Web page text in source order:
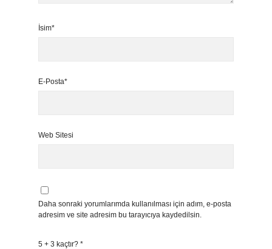
İsim*
E-Posta*
Web Sitesi
Daha sonraki yorumlarımda kullanılması için adım, e-posta
adresim ve site adresim bu tarayıcıya kaydedilsin.
5 + 3 kaçtır? *